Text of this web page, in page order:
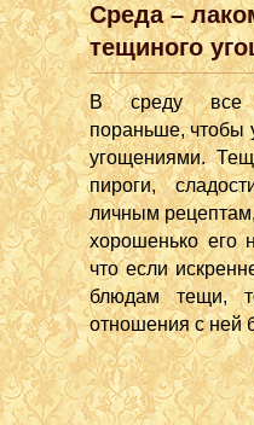
Среда –
тещиного
В среду все
пораньше, чтобы
угощениями.
пироги,
личным
хорошенько его
что если
блюдам тещи,
отношения с ней